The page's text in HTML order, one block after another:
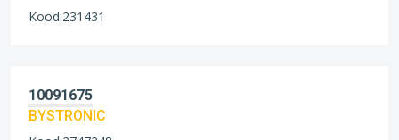
Kood:231431
10091675
BYSTRONIC